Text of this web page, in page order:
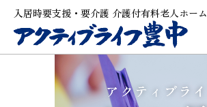
入居時要支援・要介護 介護付有料老人ホーム